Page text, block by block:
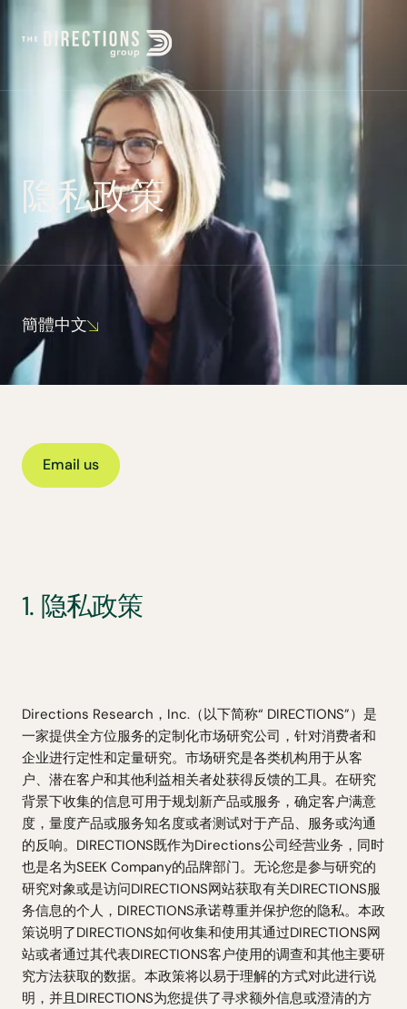
隐 私政策
簡體中文
Email us
1. 隐私政策
Directions Research，Inc.（以下简称“ DIRECTIONS”）是
一家提供全方位服务的定制化市场研究公司，针对消费者和
企业进行定性和定量研究。市场研究是各类机构用于从客
户、潜在客户和其他利益相关者处获得反馈的工具。在研究
背景下收集的信息可用于规划新产品或服务，确定客户满意
度，量度产品或服务知名度或者测试对于产品、服务或沟通
的反响。DIRECTIONS既作为Directions公司经营业务，同时
也是名为SEEK Company的品牌部门。无论您是参与研究的
研究对象或是访问DIRECTIONS网站获取有关DIRECTIONS服
务信息的个人，DIRECTIONS承诺尊重并保护您的隐私。本政
策说明了DIRECTIONS如何收集和使用其通过DIRECTIONS网
站或者通过其代表DIRECTIONS客户使用的调查和其他主要研
究方法获取的数据。本政策将以易于理解的方式对此进行说
明，并且DIRECTIONS为您提供了寻求额外信息或澄清的方